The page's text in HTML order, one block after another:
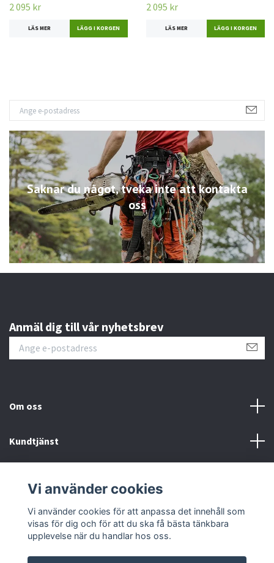
Saknar du något, tveka inte att kontakta
oss
2 095 kr
LÄS MER
2 095 kr
LÄS MER
Anmäl dig till vår nyhetsbrev
Om oss
Kundtjänst
Sociala medier
Vi använder cookies
Vi använder cookies för att anpassa det innehåll som
visas för dig och för att du ska få bästa tänkbara
upplevelse när du handlar hos oss.